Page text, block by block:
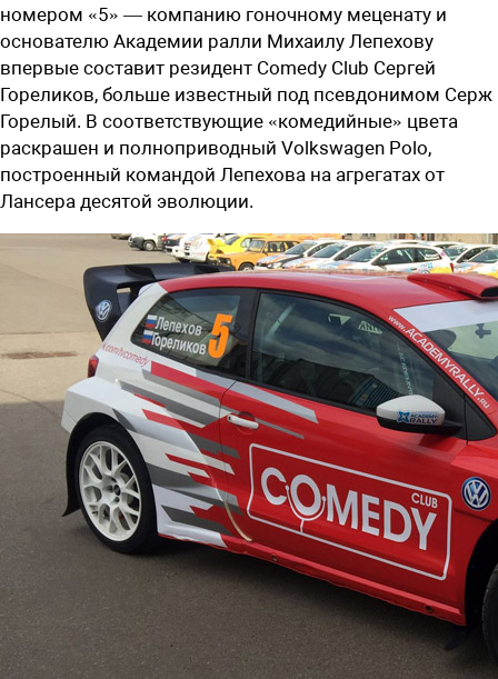
номером «5» — компанию гоночному меценату и
основателю Академии ралли Михаилу Лепехову
впервые составит резидент Comedy Club Сергей
Гореликов, больше известный под псевдонимом Серж
Горелый. В соответствующие «комедийные» цвета
раскрашен и полноприводный Volkswagen Polo,
построенный командой Лепехова на агрегатах от
Лансера десятой эволюции.